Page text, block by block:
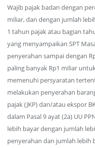
Wajib pajak badan dengan
miliar, dan dengan jumlah
1 tahun pajak atau bagian
yang menyampaikan SPT
penyerahan sampai dengan
paling banyak Rp1 miliar
memenuhi persyaratan
melakukan penyerahan
pajak (JKP) dan/atau ekspor
dalam Pasal 9 ayat (2a) UU
lebih bayar dengan jumlah
penyerahan dan jumlah lebih